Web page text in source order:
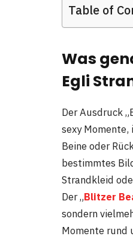
Table of
Was
Egli
Der Ausdruck
sexy
Beine oder
bestimmtes
Strandkleid
Der „Blitzer
sondern
Momente rund